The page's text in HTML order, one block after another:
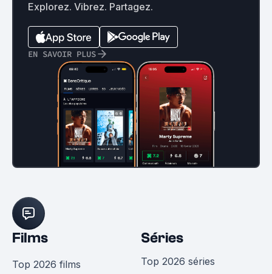
Explorez. Vibrez. Partagez.
EN SAVOIR PLUS
Films
Top 2026 films
Séries
Top 2026 séries